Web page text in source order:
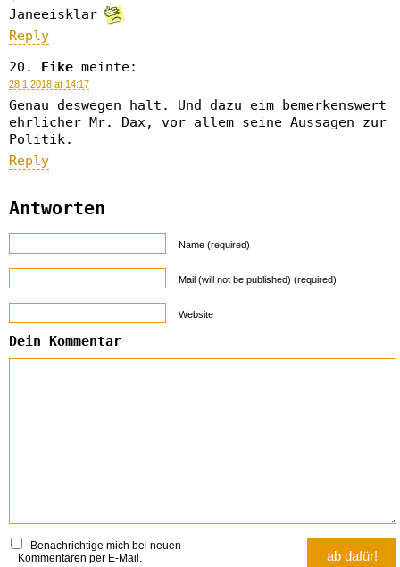
Janeeisklar
Reply
Eike meinte:
28.1.2018 at 14:17
Genau deswegen halt. Und dazu eim bemerkenswert
ehrlicher Mr. Dax, vor allem seine Aussagen zur
Politik.
Reply
Antworten
Name (required)
Mail (will not be published) (required)
Website
Dein Kommentar
Benachrichtige mich bei neuen
Kommentaren per E-Mail.